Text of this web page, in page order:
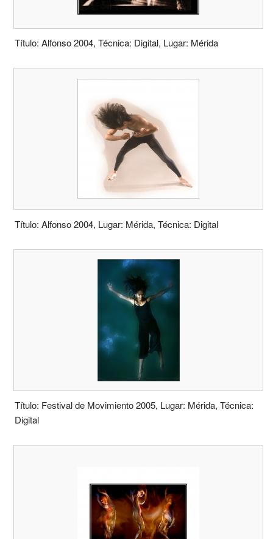
Título: Alfonso 2004, Técnica: Digital, Lugar: Mérida
Título: Alfonso 2004, Lugar: Mérida, Técnica: Digital
Título: Festival de Movimiento 2005, Lugar: Mérida, Técnica:
Digital